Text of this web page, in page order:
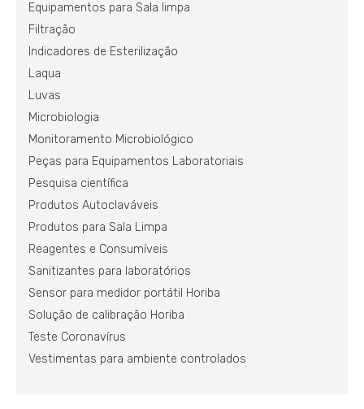
Equipamentos para Sala limpa
Filtração
Indicadores de Esterilização
Laqua
Luvas
Microbiologia
Monitoramento Microbiológico
Peças para Equipamentos Laboratoriais
Pesquisa científica
Produtos Autoclaváveis
Produtos para Sala Limpa
Reagentes e Consumíveis
Sanitizantes para laboratórios
Sensor para medidor portátil Horiba
Solução de calibração Horiba
Teste Coronavírus
Vestimentas para ambiente controlados